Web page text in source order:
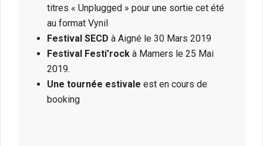
titres « Unplugged » pour une sortie cet été
au format Vynil
Festival SECD à Aigné le 30 Mars 2019
Festival Festi’rock à Mamers le 25 Mai
2019.
Une tournée estivale est en cours de
booking